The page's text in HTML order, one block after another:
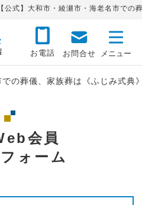
公式】大和市・綾瀬市・海老名市での
お電話 お問合せ
の葬儀、家族葬は《ふじみ式典
会員
ォーム